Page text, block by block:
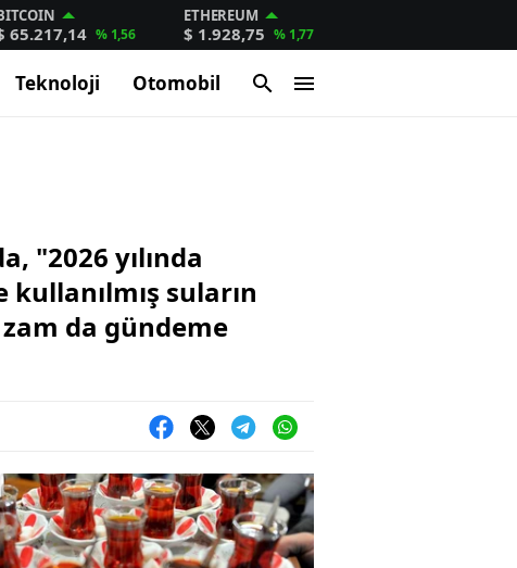
65.217,14 % 1,56
ETHEREUM
$ 1.928,75 % 1,77
Teknoloji Otomobil
"2026 yılında
suların
da gündeme